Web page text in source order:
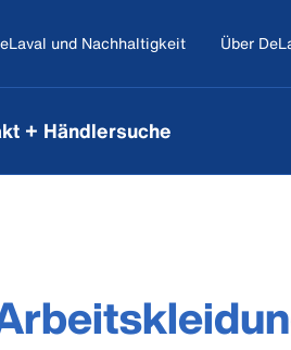
und Nachhaltigkeit Über
+ Händlersuche